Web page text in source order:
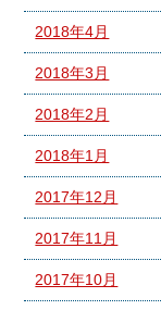
2018年4月
2018年3月
2018年2月
2018年1月
2017年12月
2017年11月
2017年10月